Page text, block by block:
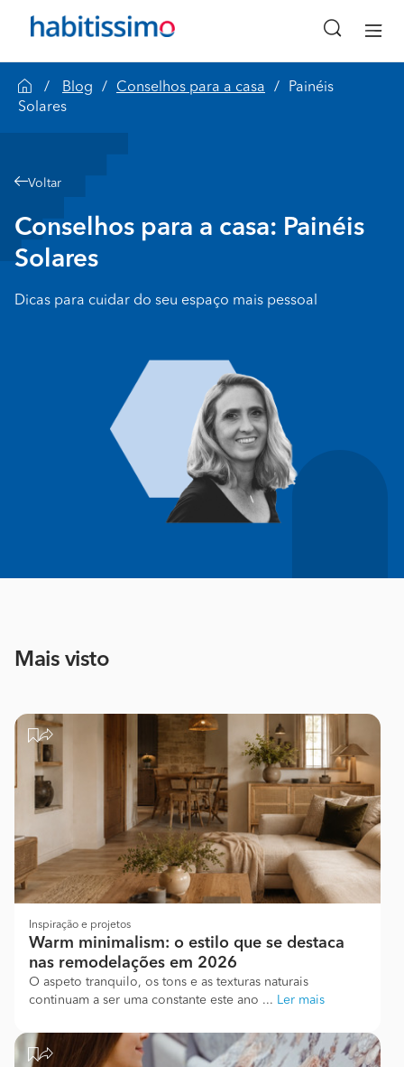
Blog Conselhos para a casa
Painéis
Solares
Voltar
Conselhos para a casa: Painéis
Solares
Dicas para cuidar do seu espaço mais pessoal
Mais visto
Inspiração e projetos
Warm minimalism: o estilo que se destaca
nas remodelações em 2026
O aspeto tranquilo, os tons e as texturas naturais
continuam a ser uma constante este ano ... Ler mais